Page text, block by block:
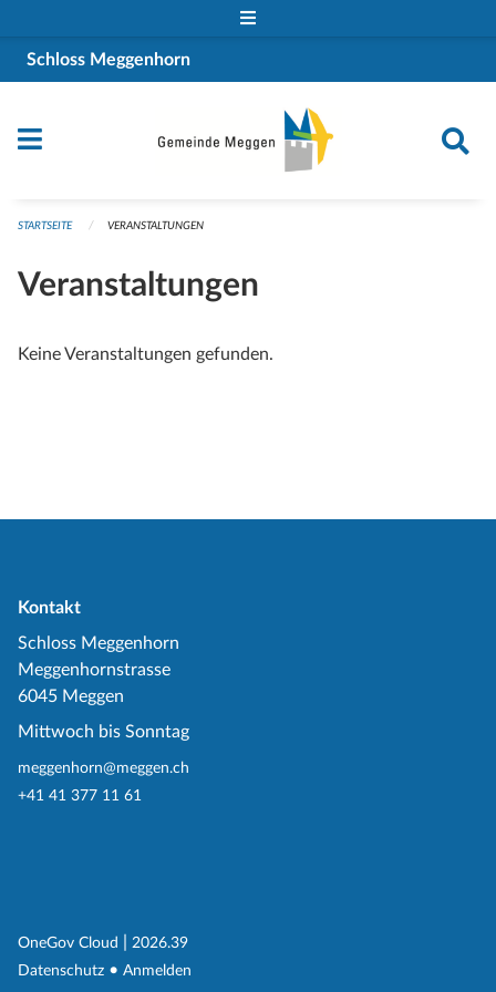
Schloss Meggenhorn
STARTSEITE VERANSTALTUNGEN
Veranstaltungen
Keine Veranstaltungen gefunden.
Kontakt
Schloss Meggenhorn
Meggenhornstrasse
6045 Meggen
Mittwoch bis Sonntag
meggenhorn@meggen.ch
+41 41 377 11 61
OneGov Cloud (External Link)
2026.39
Datenschutz (External Link)
Anmelden